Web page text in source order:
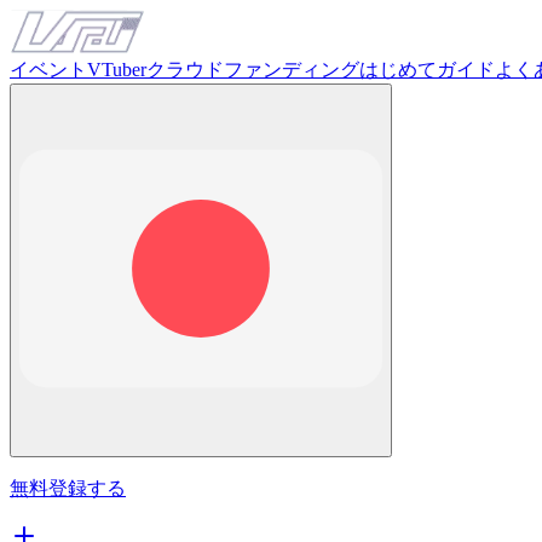
イベント VTuberクラウドファンディングはじめてガイド よく
無料登録する